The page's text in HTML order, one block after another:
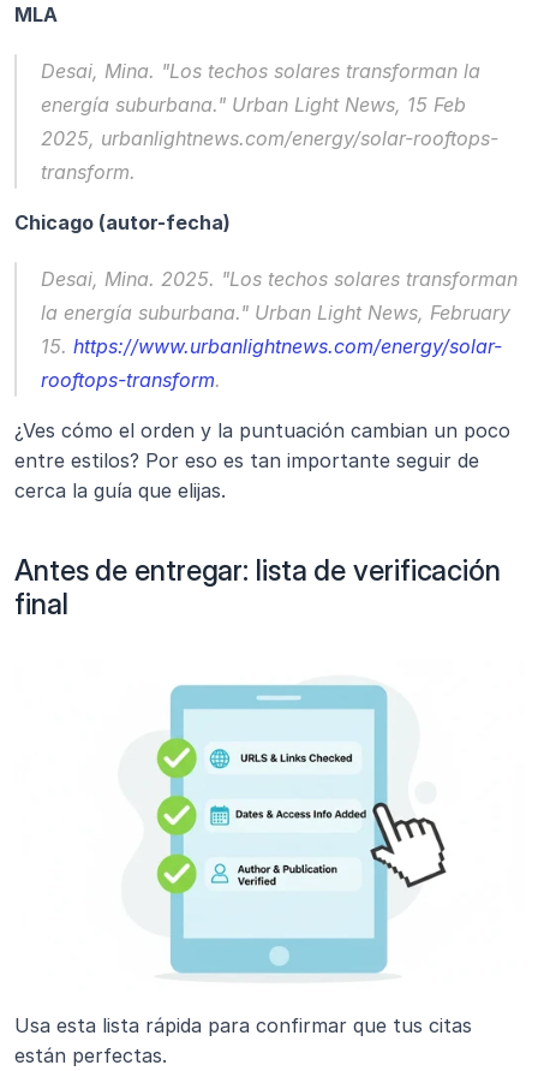
MLA
Desai, Mina. "Los techos solares transforman la
energía suburbana." Urban Light News, 15 Feb
2025, urbanlightnews.com/energy/solar-rooftops-
transform.
Chicago (autor-fecha)
Desai, Mina. 2025. "Los techos solares transforman
la energía suburbana." Urban Light News, February
15. https://www.urbanlightnews.com/energy/solar-
rooftops-transform.
¿Ves cómo el orden y la puntuación cambian un poco
entre estilos? Por eso es tan importante seguir de
cerca la guía que elijas.
Antes de entregar: lista de verificación
final
Usa esta lista rápida para confirmar que tus citas
están perfectas.